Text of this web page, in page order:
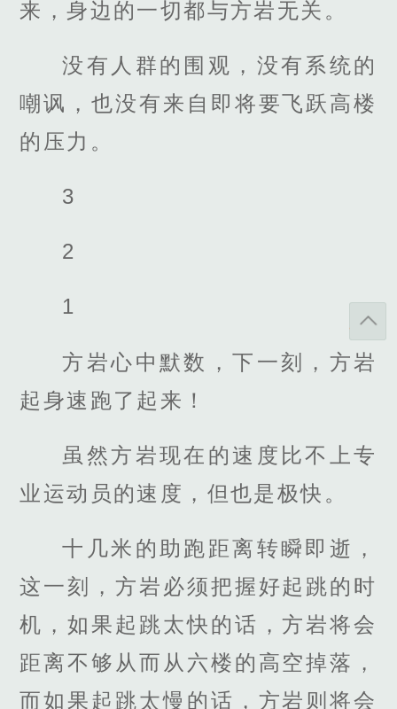
来，身边的一切都与方岩无关。
没有人群的围观，没有系统的
嘲讽，也没有来自即将要飞跃高楼
的压力。
3
2
1
方岩心中默数，下一刻，方岩
起身速跑了起来！
虽然方岩现在的速度比不上专
业运动员的速度，但也是极快。
十几米的助跑距离转瞬即逝，
这一刻，方岩必须把握好起跳的时
机，如果起跳太快的话，方岩将会
距离不够从而从六楼的高空掉落，
而如果起跳太慢的话，方岩则将会